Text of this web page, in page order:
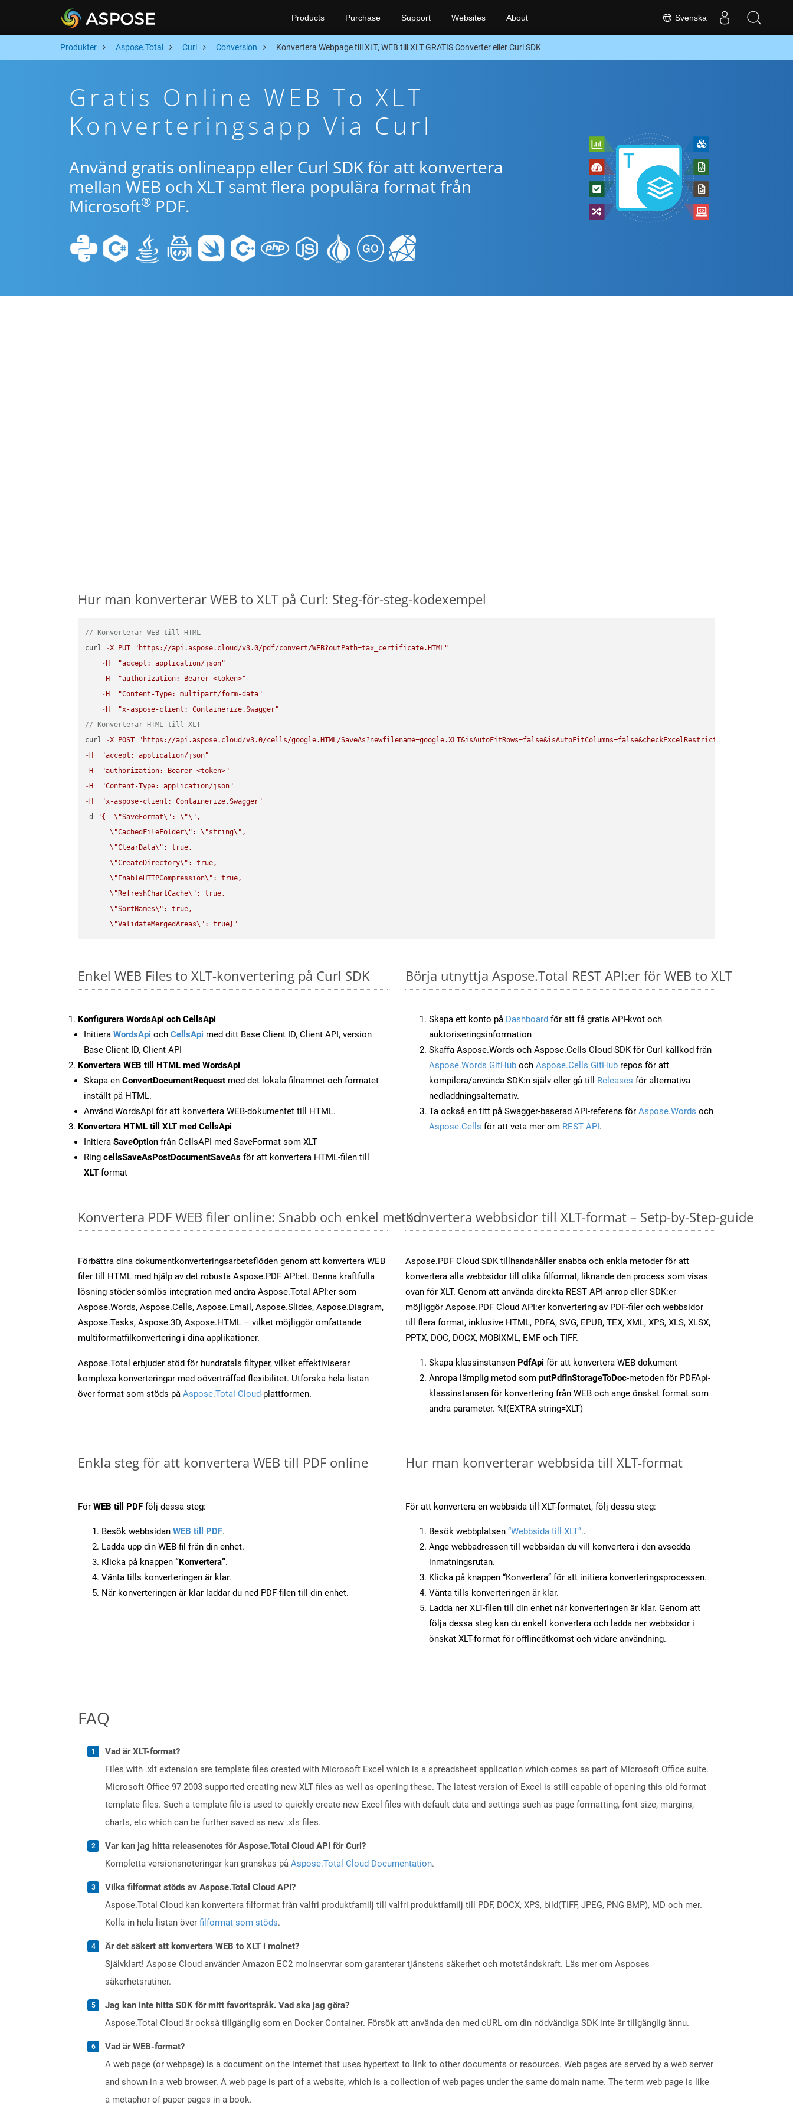
Svenska
Products Purchase Support Websites About
Produkter Aspose.Total Curl Conversion Konvertera Webpage till XLT, WEB till XLT GRATIS Converter eller Curl SDK
Gratis Online WEB To XLT
Konverteringsapp Via Curl
Använd gratis onlineapp eller Curl SDK för att konvertera
mellan WEB och XLT samt flera populära format från
Microsoft® PDF.
Hur man konverterar WEB to XLT på Curl: Steg-för-steg-kodexempel
// Konverterar WEB till HTML
curl
-X PUT
"https://api.aspose.cloud/v3.0/pdf/convert/WEB?outPath=tax_certificate.HTML"
- H
"accept: application/json"
- H
"authorization: Bearer <token>"
- H
"Content-Type: multipart/form-data"
- H
"x-aspose-client: Containerize.Swagger"
// Konverterar HTML till XLT
curl
-X POST
"https://api.aspose.cloud/v3.0/cells/google.HTML/SaveAs?newfilename=google.XLT&isAutoFitRows=false&isAutoFitColumns=false&checkExcelRestriction=true"
- H
"accept: application/json"
- H
"authorization: Bearer <token>"
- H
"Content-Type: application/json"
- H
"x-aspose-client: Containerize.Swagger"
-d "{ \"SaveFormat\" : \"\" ,
\"CachedFileFolder\" : \"string\" ,
\"ClearData\" : true,
\"CreateDirectory\" : true,
\" EnableHTTPCompression\" : true,
\" RefreshChartCache\" : true,
\"SortNames\" : true,
\"ValidateMergedAreas\" : true}"
Enkel WEB Files to XLT-konvertering på Curl SDK
Konfigurera WordsApi och CellsApi
Initiera WordsApi och CellsApi med ditt Base Client ID, Client API, version
Base Client ID, Client API
Konvertera WEB till HTML med WordsApi
Skapa en ConvertDocumentRequest med det lokala filnamnet och formatet
inställt på HTML.
Använd WordsApi för att konvertera WEB-dokumentet till HTML.
Konvertera HTML till XLT med CellsApi
Initiera SaveOption från CellsAPI med SaveFormat som XLT
Ring cellsSaveAsPostDocumentSaveAs för att konvertera HTML-filen till
XLT-format
Börja utnyttja Aspose.Total REST API:er för WEB to XLT
Skapa ett konto på Dashboard för att få gratis API-kvot och
auktoriseringsinformation
Skaffa Aspose.Words och Aspose.Cells Cloud SDK för Curl källkod från
Aspose.Words GitHub och Aspose.Cells GitHub repos för att
kompilera/använda SDK:n själv eller gå till Releases för alternativa
nedladdningsalternativ.
Ta också en titt på Swagger-baserad API-referens för Aspose.Words och
Aspose.Cells för att veta mer om REST API.
Konvertera PDF WEB filer online: Snabb och enkel metod
Förbättra dina dokumentkonverteringsarbetsflöden genom att konvertera WEB
filer till HTML med hjälp av det robusta Aspose.PDF API:et. Denna kraftfulla
lösning stöder sömlös integration med andra Aspose.Total API:er som
Aspose.Words, Aspose.Cells, Aspose.Email, Aspose.Slides, Aspose.Diagram,
Aspose.Tasks, Aspose.3D, Aspose.HTML – vilket möjliggör omfattande
multiformatfilkonvertering i dina applikationer.
Aspose.Total erbjuder stöd för hundratals filtyper, vilket effektiviserar
komplexa konverteringar med oöverträffad flexibilitet. Utforska hela listan
över format som stöds på Aspose.Total Cloud-plattformen.
Konvertera webbsidor till XLT-format – Setp-by-Step-guide
Aspose.PDF Cloud SDK tillhandahåller snabba och enkla metoder för att
konvertera alla webbsidor till olika filformat, liknande den process som visas
ovan för XLT. Genom att använda direkta REST API-anrop eller SDK:er
möjliggör Aspose.PDF Cloud API:er konvertering av PDF-filer och webbsidor
till flera format, inklusive HTML, PDFA, SVG, EPUB, TEX, XML, XPS, XLS, XLSX,
PPTX, DOC, DOCX, MOBIXML, EMF och TIFF.
Skapa klassinstansen PdfApi för att konvertera WEB dokument
Anropa lämplig metod som putPdfInStorageToDoc-metoden för PDFApi-
klassinstansen för konvertering från WEB och ange önskat format som
andra parameter. %!(EXTRA string=XLT)
Enkla steg för att konvertera WEB till PDF online
För WEB till PDF följ dessa steg:
Besök webbsidan WEB till PDF.
Ladda upp din WEB-fil från din enhet.
Klicka på knappen “Konvertera”.
Vänta tills konverteringen är klar.
När konverteringen är klar laddar du ned PDF-filen till din enhet.
Hur man konverterar webbsida till XLT-format
För att konvertera en webbsida till XLT-formatet, följ dessa steg:
Besök webbplatsen “Webbsida till XLT”..
Ange webbadressen till webbsidan du vill konvertera i den avsedda
inmatningsrutan.
Klicka på knappen “Konvertera” för att initiera konverteringsprocessen.
Vänta tills konverteringen är klar.
Ladda ner XLT-filen till din enhet när konverteringen är klar. Genom att
följa dessa steg kan du enkelt konvertera och ladda ner webbsidor i
önskat XLT-format för offlineåtkomst och vidare användning.
FAQ
Vad är XLT-format?
Files with .xlt extension are template files created with Microsoft Excel which is a spreadsheet application which comes as part of Microsoft Office suite.
Microsoft Office 97-2003 supported creating new XLT files as well as opening these. The latest version of Excel is still capable of opening this old format
template files. Such a template file is used to quickly create new Excel files with default data and settings such as page formatting, font size, margins,
charts, etc which can be further saved as new .xls files.
Var kan jag hitta releasenotes för Aspose.Total Cloud API för Curl?
Kompletta versionsnoteringar kan granskas på Aspose.Total Cloud Documentation.
Vilka filformat stöds av Aspose.Total Cloud API?
Aspose.Total Cloud kan konvertera filformat från valfri produktfamilj till valfri produktfamilj till PDF, DOCX, XPS, bild(TIFF, JPEG, PNG BMP), MD och mer.
Kolla in hela listan över filformat som stöds.
Är det säkert att konvertera WEB to XLT i molnet?
Självklart! Aspose Cloud använder Amazon EC2 molnservrar som garanterar tjänstens säkerhet och motståndskraft. Läs mer om Asposes
säkerhetsrutiner.
Jag kan inte hitta SDK för mitt favoritspråk. Vad ska jag göra?
Aspose.Total Cloud är också tillgänglig som en Docker Container. Försök att använda den med cURL om din nödvändiga SDK inte är tillgänglig ännu.
Vad är WEB-format?
A web page (or webpage) is a document on the internet that uses hypertext to link to other documents or resources. Web pages are served by a web server
and shown in a web browser. A web page is part of a website, which is a collection of web pages under the same domain name. The term web page is like
a metaphor of paper pages in a book.